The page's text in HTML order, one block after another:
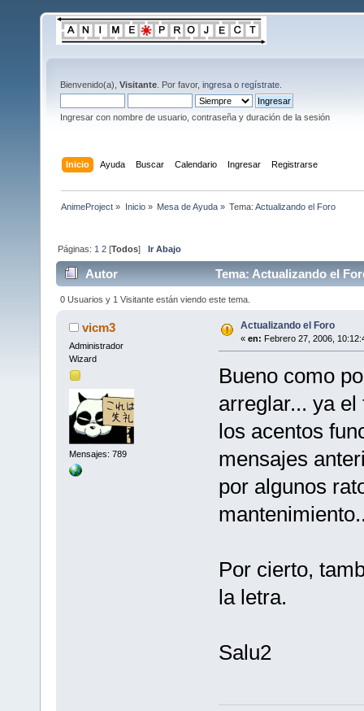
Bienvenido(a), Visitante . Por favor, ingresa o regístrate
Ingresar con nombre de usuario, contraseña y duración de la sesión
Inicio Ayuda Buscar Calendario Ingresar Registrarse
AnimeProject » Inicio» Mesa de Ayuda» Tema:Actualizando el Foro
Páginas: 1 2 [Todos]Ir Abajo
Autor Tema: Actualizando el
0 Usuarios y 1 Visitante están viendo este tema.
vicm3
Administrador
Wizard
Mensajes: 789
Actualizando el Foro
« en: Febrero 27, 2006,
Bueno como
arreglar... ya
los acentos
mensajes
por algunos
Por cierto,
la letra.
Salu2